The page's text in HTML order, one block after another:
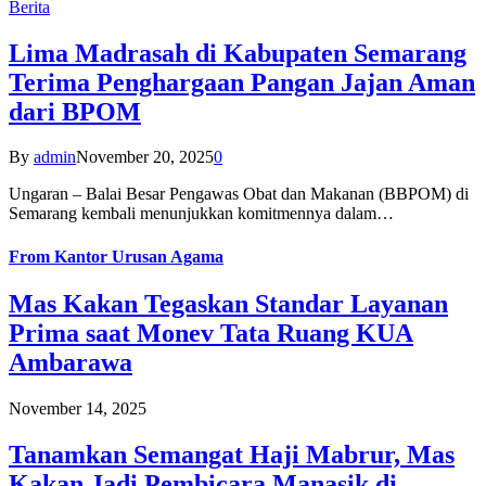
Berita
Lima Madrasah di Kabupaten Semarang
Terima Penghargaan Pangan Jajan Aman
dari BPOM
By adminNovember 20, 20250
Ungaran – Balai Besar Pengawas Obat dan Makanan (BBPOM) di
Semarang kembali menunjukkan komitmennya dalam…
From Kantor Urusan Agama
Mas Kakan Tegaskan Standar Layanan
Prima saat Monev Tata Ruang KUA
Ambarawa
November 14, 2025
Tanamkan Semangat Haji Mabrur, Mas